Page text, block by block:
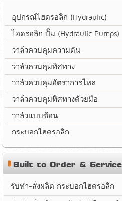
อุปกรณ์ไฮดรอลิก (Hydraulic)
ไฮดรอลิก ปั๊ม (Hydraulic Pumps)
วาล์วควบคุมความดัน
วาล์วควบคุมทิศทาง
วาล์วควบคุมอัตราการไหล
วาล์วควบคุมทิศทางด้วยมือ
วาล์วแบบซ้อน
กระบอกไฮดรอลิก
Built to Order & Service
รับทำ-สั่งผลิต กระบอกไฮดรอลิก